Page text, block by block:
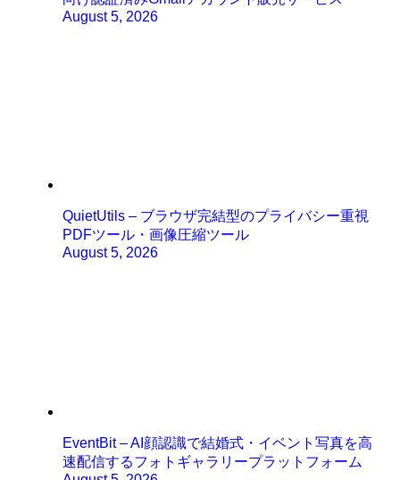
August 5, 2026
QuietUtils – ブラウザ完結型のプライバシー重視
PDFツール・画像圧縮ツール
August 5, 2026
EventBit – AI顔認識で結婚式・イベント写真を高
速配信するフォトギャラリープラットフォーム